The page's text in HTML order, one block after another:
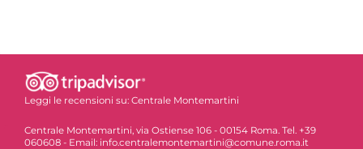
Leggi le recensioni su: Centrale Montemartini
Centrale Montemartini, via Ostiense 106 - 00154 Roma. Tel. +39
060608 - Email: info.centralemontemartini@comune.roma.it